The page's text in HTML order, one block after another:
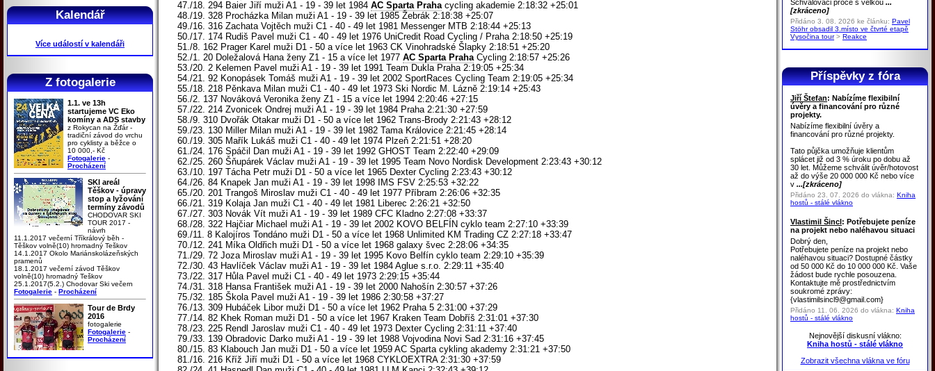
Kalendář
Více událostí v kalendáři
Z fotogalerie
1.1. ve 13h
startujeme VC Eko
komíny a ADS stavby
z Rokycan na Žďár -
tradiční závod do vrchu
pro cyklisty a běžce o
10 000,- Kč
Fotogalerie -
Procházení
SKI areál
Těškov - úpravy
stop a lyžování
termíny závodů
CHODOVAR SKI
TOUR 2017 -
návrh
11.1.2017 večerní Tříkrálový běh -
Těškov volně(10) hromadný Teškov
14.1.2017 Okolo Mariánskolázeňských
pramenů
18.1.2017 večerní závod Těškov
volně(10) hromadný Teškov
25.1.2017(5.2.) Chodovar Ski večern
Fotogalerie - Procházení
Tour de Brdy
2016
fotogalerie
Fotogalerie -
Procházení
47./18. 294 Baier Jiří muži A1 - 19 - 39 let 1984 AC Sparta Prahacycling akademie 2:18:32 +25:01
48./19. 328 Procházka Milan muži A1 - 19 - 39 let 1985 Žebrák 2:18:38 +25:07
49./16. 316 Zachata Vojtěch muži C1 - 40 - 49 let 1981 Messenger MTB 2:18:44 +25:13
50./17. 174 Rudiš Pavel muži C1 - 40 - 49 let 1976 UniCredit Road Cycling / Praha 2:18:50 +25:19
51./8. 162 Prager Karel muži D1 - 50 a více let 1963 CK Vinohradské Šlapky 2:18:51 +25:20
52./1. 20 Doležalová Hana ženy Z1 - 15 a více let 1977 AC Sparta PrahaCycling 2:18:57 +25:26
53./20. 2 Kelemen Pavel muži A1 - 19 - 39 let 1991 Team Dukla Praha 2:19:05 +25:34
54./21. 92 Konopásek Tomáš muži A1 - 19 - 39 let 2002 SportRaces Cycling Team 2:19:05 +25:34
55./18. 218 Pěnkava Milan muži C1 - 40 - 49 let 1973 Ski Nordic M. Lázně 2:19:14 +25:43
56./2. 137 Nováková Veronika ženy Z1 - 15 a více let 1994 2:20:46 +27:15
57./22. 214 Zvonicek Ondrej muži A1 - 19 - 39 let 1984 Praha 2:21:30 +27:59
58./9. 310 Dvořák Otakar muži D1 - 50 a více let 1962 Trans-Brody 2:21:43 +28:12
59./23. 130 Miller Milan muži A1 - 19 - 39 let 1982 Tama Královice 2:21:45 +28:14
60./19. 305 Mařík Lukáš muži C1 - 40 - 49 let 1974 Plzeň 2:21:51 +28:20
61./24. 176 Spáčil Dan muži A1 - 19 - 39 let 1992 GHOST Team 2:22:40 +29:09
62./25. 260 Šňupárek Václav muži A1 - 19 - 39 let 1995 Team Novo Nordisk Development 2:23:43 +30:12
63./10. 197 Tácha Petr muži D1 - 50 a více let 1965 Dexter Cycling 2:23:43 +30:12
64./26. 84 Knapek Jan muži A1 - 19 - 39 let 1998 IMS FSV 2:25:53 +32:22
65./20. 201 Trangoš Miroslav muži C1 - 40 - 49 let 1977 Příbram 2:26:06 +32:35
66./21. 319 Kolaja Jan muži C1 - 40 - 49 let 1981 Liberec 2:26:21 +32:50
67./27. 303 Novák Vít muži A1 - 19 - 39 let 1989 CFC Kladno 2:27:08 +33:37
68./28. 322 Hajčiar Michael muži A1 - 19 - 39 let 2002 KOVO BELFÍN cyklo team 2:27:10 +33:39
69./11. 8 Kalojíros Tondáno muži D1 - 50 a více let 1968 Unlimited KM Trading CZ 2:27:18 +33:47
70./12. 241 Míka Oldřich muži D1 - 50 a více let 1968 galaxy švec 2:28:06 +34:35
71./29. 72 Joza Miroslav muži A1 - 19 - 39 let 1995 Kovo Belfín cyklo team 2:29:10 +35:39
72./30. 43 Havlíček Václav muži A1 - 19 - 39 let 1984 Aglue s.r.o. 2:29:11 +35:40
73./22. 317 Hůla Pavel muži C1 - 40 - 49 let 1973 2:29:15 +35:44
74./31. 318 Hansa František muži A1 - 19 - 39 let 2000 Nahošín 2:30:57 +37:26
75./32. 185 Škola Pavel muži A1 - 19 - 39 let 1986 2:30:58 +37:27
76./13. 309 Hubáček Libor muži D1 - 50 a více let 1962 Praha 5 2:31:00 +37:29
77./14. 82 Khek Roman muži D1 - 50 a více let 1967 Kraken Team Dobříš 2:31:01 +37:30
78./23. 225 Rendl Jaroslav muži C1 - 40 - 49 let 1973 Dexter Cycling 2:31:11 +37:40
79./33. 139 Obradovic Darko muži A1 - 19 - 39 let 1988 Vojvodina Novi Sad 2:31:16 +37:45
80./15. 83 Klabouch Jan muži D1 - 50 a více let 1959 AC Sparta cykling akademy 2:31:21 +37:50
81./16. 216 Kříž Jiří muži D1 - 50 a více let 1968 CYKLOEXTRA 2:31:30 +37:59
Schvalovaci proce s velkou ...
[zkráceno]
Přidáno 3. 08. 2026 ke článku: Pavel
Stöhr obsadil 3.místo ve čtvrté etapě
Vysočina tour> Reakce
Příspěvky z fóra
Jiří Štefan: Nabízíme flexibilní
úvěry a financování pro různé
projekty.
Nabízíme flexibilní úvěry a
financování pro různé projekty.
Tato půjčka umožňuje klientům
splácet již od 3 % úroku po dobu až
30 let. Můžeme schválit úvěr/hotovost
až do výše 20 000 000 Kč nebo více
v ...[zkráceno]
Přidáno 23. 07. 2026 do vlákna: Kniha
hostů - stálé vlákno
Vlastimil Šincl: Potřebujete peníze
na projekt nebo naléhavou situaci
Dobrý den,
Potřebujete peníze na projekt nebo
naléhavou situaci? Dostupné částky
od 50 000 Kč do 10 000 000 Kč. Vaše
žádost bude rychle posouzena.
Kontaktujte mě prostřednictvím
soukromé zprávy:
{vlastimilsincl9@gmail.com}
Přidáno 11. 06. 2026 do vlákna: Kniha
hostů - stálé vlákno
Nejnovější diskusní vlákno:
Kniha hostů - stálé vlákno
Zobrazit všechna vlákna ve fóru